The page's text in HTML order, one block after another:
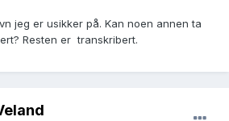
jeg er usikker på. Kan noen annen ta
Resten er transkribert.